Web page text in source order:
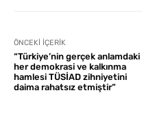
ÖNCEKI İÇERIK
“Türkiye’nin gerçek anlamdaki
her demokrasi ve kalkınma
hamlesi TÜSİAD zihniyetini
daima rahatsız etmiştir”